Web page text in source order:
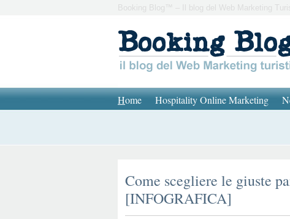
Booking Blog™ – Il blog del Web Marketing
Home Hospitality Online Marketing
Come scegliere le giuste
[INFOGRAFICA]